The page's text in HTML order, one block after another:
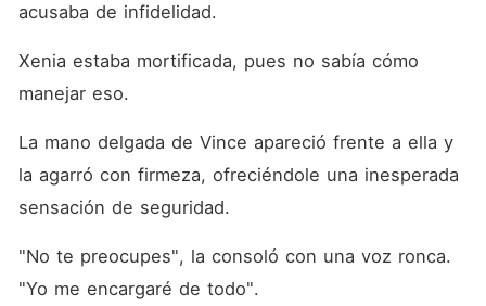
acusaba de infidelidad.
Xenia estaba mortificada, pues no sabía cómo
manejar eso.
La mano delgada de Vince apareció frente a ella y
la agarró con firmeza, ofreciéndole una inesperada
sensación de seguridad.
"No te preocupes", la consoló con una voz ronca.
"Yo me encargaré de todo".